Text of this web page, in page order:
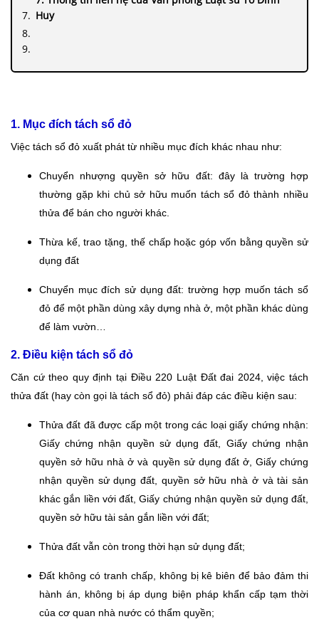
Huy
1. Mục đích tách sổ đỏ
Việc tách sổ đỏ xuất phát từ nhiều mục đích khác nhau như:
Chuyển nhượng quyền sở hữu đất: đây là trường hợp
thường gặp khi chủ sở hữu muốn tách sổ đỏ thành nhiều
thửa để bán cho người khác.
Thừa kế, trao tặng, thế chấp hoặc góp vốn bằng quyền sử
dụng đất
Chuyển mục đích sử dụng đất: trường hợp muốn tách sổ
đỏ để một phần dùng xây dựng nhà ở, một phần khác dùng
để làm vườn…
2. Điều kiện tách sổ đỏ
Căn cứ theo quy định tại Điều 220 Luật Đất đai 2024, việc tách
thửa đất (hay còn gọi là tách sổ đỏ) phải đáp các điều kiện sau:
Thửa đất đã được cấp một trong các loại giấy chứng nhận:
Giấy chứng nhận quyền sử dụng đất, Giấy chứng nhận
quyền sở hữu nhà ở và quyền sử dụng đất ở, Giấy chứng
nhận quyền sử dụng đất, quyền sở hữu nhà ở và tài sản
khác gắn liền với đất, Giấy chứng nhận quyền sử dụng đất,
quyền sở hữu tài sản gắn liền với đất;
Thửa đất vẫn còn trong thời hạn sử dụng đất;
Đất không có tranh chấp, không bị kê biên để bảo đảm thi
hành án, không bị áp dụng biện pháp khẩn cấp tạm thời
của cơ quan nhà nước có thẩm quyền;